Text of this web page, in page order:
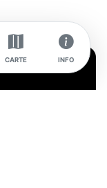
CARTE INFO